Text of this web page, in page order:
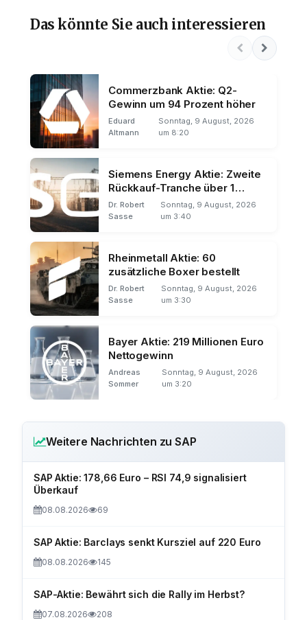
Das könnte Sie auch interessieren
Commerzbank Aktie: Q2-
Gewinn um 94 Prozent höher
Eduard
Altmann
Sonntag, 9 August, 2026
um 8:20
Siemens Energy Aktie: Zweite
Rückkauf-Tranche über 1
Milliarde
Dr. Robert
Sasse
Sonntag, 9 August, 2026
um 3:40
Rheinmetall Aktie: 60
zusätzliche Boxer bestellt
Dr. Robert
Sasse
Sonntag, 9 August, 2026
um 3:30
Bayer Aktie: 219 Millionen Euro
Nettogewinn
Andreas
Sommer
Sonntag, 9 August, 2026
um 3:20
Weitere Nachrichten zu SAP
SAP Aktie: 178,66 Euro – RSI 74,9 signalisiert
Überkauf
08.08.2026 69
SAP Aktie: Barclays senkt Kursziel auf 220 Euro
08.08.2026 145
SAP-Aktie: Bewährt sich die Rally im Herbst?
07.08.2026 208